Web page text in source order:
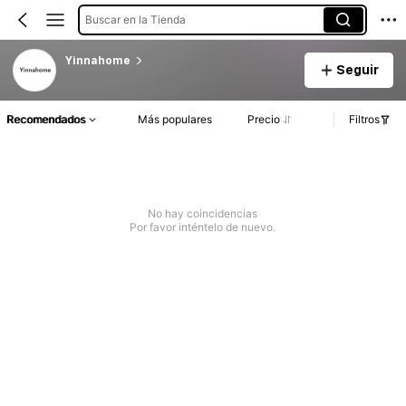
Buscar en la Tienda
Yinnahome
Seguir
Recomendados Más populares Precio Filtros
No hay coincidencias
Por favor inténtelo de nuevo.